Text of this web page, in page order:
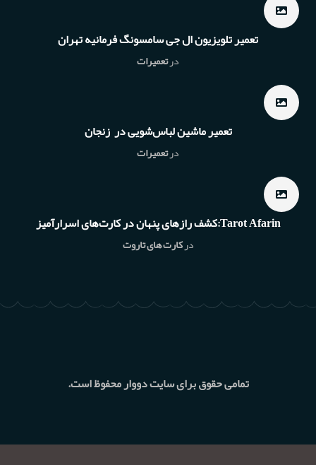
تعمیر تلویزیون ال جی سامسونگ فرمانیه تهران
درتعمیرات
تعمیر ماشین لباس‌شویی در زنجان
درتعمیرات
Tarot Afarin:کشف رازهای پنهان در کارت‌های اسرارآمیز
درکارت های تاروت
تمامی حقوق برای سایت دووار محفوظ است.